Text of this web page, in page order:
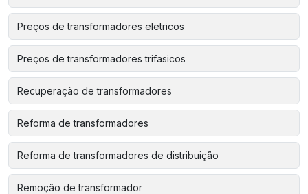
Preços de transformadores eletricos
Preços de transformadores trifasicos
Recuperação de transformadores
Reforma de transformadores
Reforma de transformadores de distribuição
Remoção de transformador